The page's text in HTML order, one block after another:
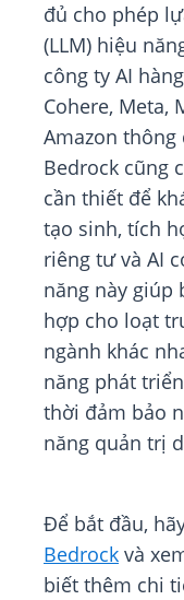
đủ cho phép
(LLM) hiệu
công ty AI
Cohere, Meta,
Amazon thông
Bedrock cũng
cần thiết để
tạo sinh, tích
riêng tư và AI
năng này giúp
hợp cho loạt
ngành khác
năng phát
thời đảm bảo
năng quản trị
Để bắt đầu,
Bedrock và
biết thêm chi